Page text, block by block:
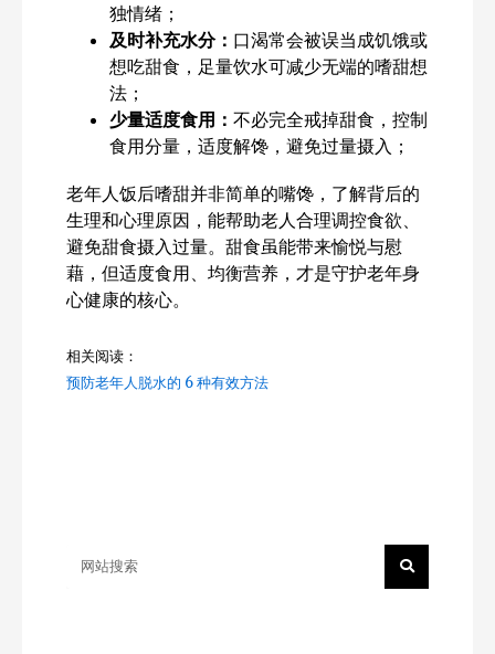
独情绪；
及时补充水分： 口渴常会被误当成饥饿或
想吃甜食，足量饮水可减少无端的嗜甜想
法；
少量适度食用： 不必完全戒掉甜食，控制
食用分量，适度解馋，避免过量摄入；
老年人饭后嗜甜并非简单的嘴馋，了解背后的
生理和心理原因，能帮助老人合理调控食欲、
避免甜食摄入过量。甜食虽能带来愉悦与慰
藉，但适度食用、均衡营养，才是守护老年身
心健康的核心。
相关阅读：
预防老年人脱水的 6 种有效方法